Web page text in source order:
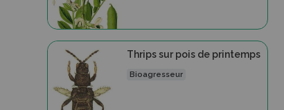
Thrips sur pois de printemps
Bioagresseur